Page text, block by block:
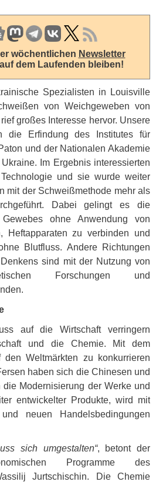
wöchentlichen Newsletter
dem Laufenden bleiben!
Spezialisten in Louisville
von Weichgeweben von
großes Interesse hervor. Unsere
die Erfindung des Institutes für
und der Nationalen Akademie
Im Ergebnis interessierten
und sie wurde weiter
mit der Schweißmethode mehr als
Dabei gelingt es die
ohne Anwendung von
Heftapparaten zu verbinden und
Blutfluss. Andere Richtungen
sind mit der Nutzung von
Forschungen und
auf die Wirtschaft verringern
und die Chemie. Mit dem
Weltmärkten zu konkurrieren
haben sich die Chinesen und
Modernisierung der Werke und
entwickelter Produkte, wird mit
neuen Handelsbedingungen
sich umgestalten“, betont der
Programme des
Jurtschischin. Die Chemie